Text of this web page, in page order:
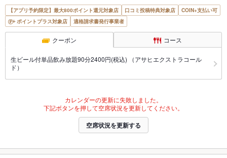
【アプリ予約限定】最大800ポイント還元対象店 口コミ投稿特典対象店
COIN+支払い可
ポイントプラス対象店
適格請求書発行事業者
クーポン コース
生ビール付単品飲み放題90分2400円(税込) （アサヒエクストラコール
ド）
カレンダーの更新に失敗しました。
下記ボタンを押して空席状況を更新してください。
空席状況を更新する